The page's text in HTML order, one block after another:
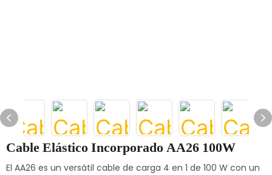
Cable Elástico Incorporado AA26 100W
El AA26 es un versátil cable de carga 4 en 1 de 100 W con un